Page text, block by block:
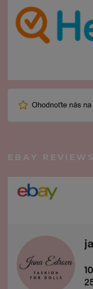
EBAY REVIEWS